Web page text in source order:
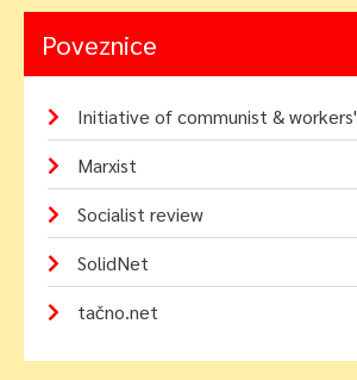
Poveznice
Initiative of communist &
Marxist
Socialist review
SolidNet
tačno.net